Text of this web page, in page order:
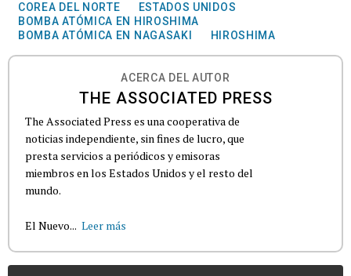
COREA DEL NORTE
ESTADOS UNIDOS
BOMBA ATÓMICA EN HIROSHIMA
BOMBA ATÓMICA EN NAGASAKI
HIROSHIMA
ACERCA DEL AUTOR
THE ASSOCIATED PRESS
The Associated Press es una cooperativa de
noticias independiente, sin fines de lucro, que
presta servicios a periódicos y emisoras
miembros en los Estados Unidos y el resto del
mundo.
El Nuevo... Leer más